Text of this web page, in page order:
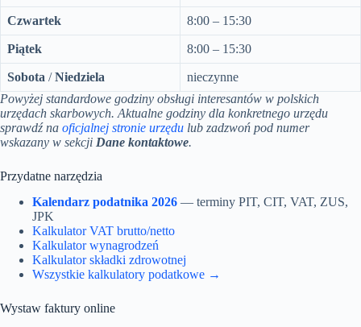
Czwartek 8:00 – 15:30
Piątek 8:00 – 15:30
Sobota /Niedziela
nieczynne
Powyżej standardowe godziny obsługi interesantów w polskich
urzędach skarbowych. Aktualne godziny dla konkretnego urzędu
sprawdź na oficjalnej stronie urzędu lub zadzwoń pod numer
wskazany w sekcji Dane kontaktowe.
Przydatne narzędzia
Kalendarz podatnika 2026 — terminy PIT, CIT, VAT, ZUS,
JPK
Kalkulator VAT brutto/netto
Kalkulator wynagrodzeń
Kalkulator składki zdrowotnej
Wszystkie kalkulatory podatkowe →
Wystaw faktury online